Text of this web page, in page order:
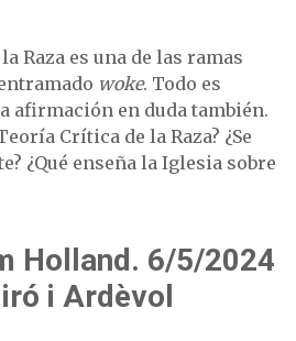
Raza es una de las ramas
woke. Todo es
afirmación en duda también.
Crítica de la Raza? ¿Se
¿Qué enseña la Iglesia sobre
Holland. 6/5/2024
i Ardèvol